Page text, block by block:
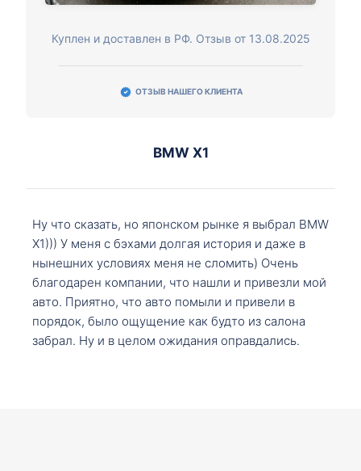
Куплен и доставлен в РФ. Отзыв от 13.08.2025
ОТЗЫВ НАШЕГО КЛИЕНТА
BMW X1
Ну что сказать, но японском рынке я выбрал BMW
X1))) У меня с бэхами долгая история и даже в
нынешних условиях меня не сломить) Очень
благодарен компании, что нашли и привезли мой
авто. Приятно, что авто помыли и привели в
порядок, было ощущение как будто из салона
забрал. Ну и в целом ожидания оправдались.